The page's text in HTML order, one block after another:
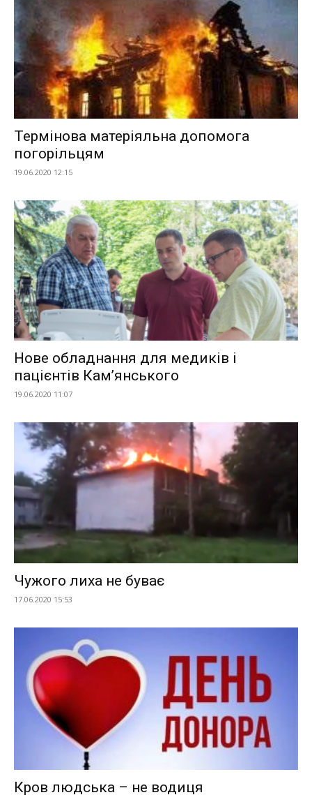
Термінова матеріяльна допомога
погорільцям
19.06.2020 12:15
Нове обладнання для медиків і
пацієнтів Кам’янського
19.06.2020 11:07
Чужого лиха не буває
17.06.2020 15:53
Кров людська – не водиця